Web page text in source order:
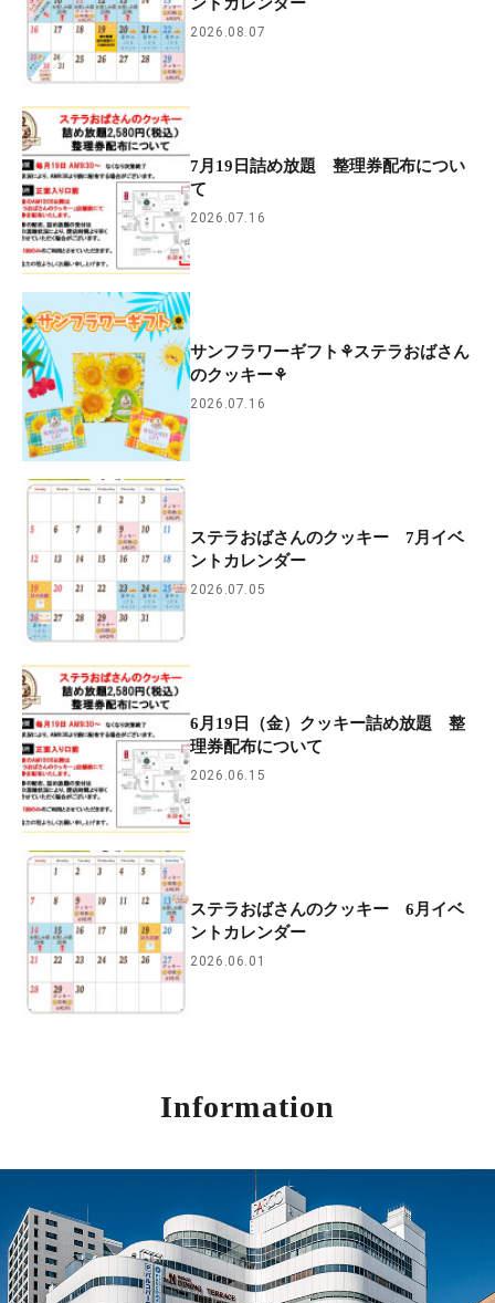
2026.08.07
7月19日詰め放題 整理券配布につい
て
2026.07.16
サンフラワーギフト⚘ステラおばさん
のクッキー⚘
2026.07.16
ステラおばさんのクッキー 7月イベ
ントカレンダー
2026.07.05
6月19日（金）クッキー詰め放題 整
理券配布について
2026.06.15
ステラおばさんのクッキー 6月イベ
ントカレンダー
2026.06.01
Information